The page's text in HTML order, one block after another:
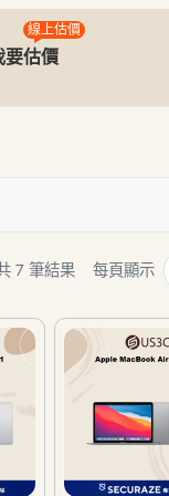
要估價
線上估價
7 筆結果 每頁顯示